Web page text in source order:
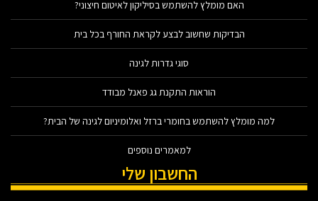
האם מומלץ להשתמש בסיליקון לאיטום חיצוני?
הבדיקות שחשוב לבצע לקראת החורף בכל בית
סוגי גדרות לגינה
הוראות התקנת גג פאנל מבודד
למה מומלץ להשתמש בחומרי ברזל ואלומיניום לגינה של הבית?
למאמרים נוספים
החשבון שלי